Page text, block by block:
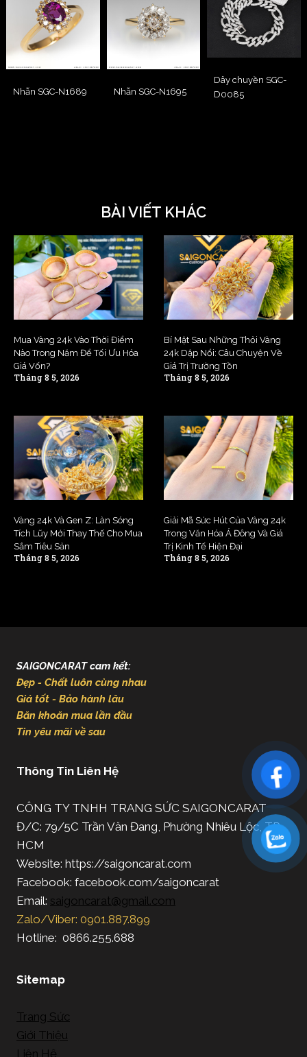
Nhẫn SGC-N1689 Nhẫn SGC-N1695
Dây chuyền SGC-
D0085
BÀI VIẾT KHÁC
Mua Vàng 24k Vào Thời Điểm
Nào Trong Năm Để Tối Ưu Hóa
Giá Vốn?
Tháng 8 5, 2026
Bí Mật Sau Những Thỏi Vàng
24k Dập Nổi: Câu Chuyện Về
Giá Trị Trường Tồn
Tháng 8 5, 2026
Vàng 24k Và Gen Z: Làn Sóng
Tích Lũy Mới Thay Thế Cho Mua
Sắm Tiêu Sản
Tháng 8 5, 2026
Giải Mã Sức Hút Của Vàng 24k
Trong Văn Hóa Á Đông Và Giá
Trị Kinh Tế Hiện Đại
Tháng 8 5, 2026
SAIGONCARAT cam kết:
Đẹp - Chất luôn cùng nhau
Giá tốt - Bảo hành lâu
Băn khoăn mua lần đầu
Tin yêu mãi về sau
Thông Tin Liên Hệ
CÔNG TY TNHH TRANG SỨC SAIGONCARAT
Đ/C: 79/5C Trần Văn Đang, Phường Nhiêu Lộc, TP.
HCM
Website: https://saigoncarat.com
Facebook: facebook.com/saigoncarat
Email: saigoncarat@gmail.com
Zalo/Viber: 0901.887.899
Hotline: 0866.255.688
Sitemap
Trang Sức
Giới Thiệu
Liên Hệ